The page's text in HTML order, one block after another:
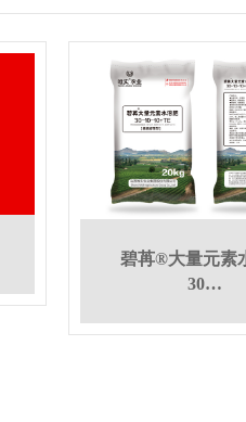
碧苒®大量元素
30…